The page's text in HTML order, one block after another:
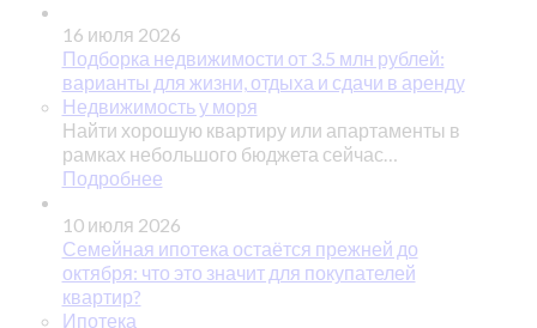
16 июля 2026
Подборка недвижимости от 3.5 млн рублей:
варианты для жизни, отдыха и сдачи в аренду
Недвижимость у моря
Найти хорошую квартиру или апартаменты в
рамках небольшого бюджета сейчас…
Подробнее
10 июля 2026
Семейная ипотека остаётся прежней до
октября: что это значит для покупателей
квартир?
Ипотека